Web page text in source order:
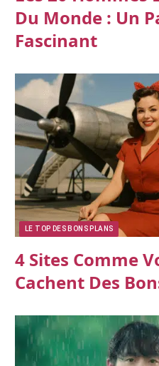
Du Monde : Un
Fascinant
LE TOP DES BONS PLANS
4 Sites Comme
Cachent Des